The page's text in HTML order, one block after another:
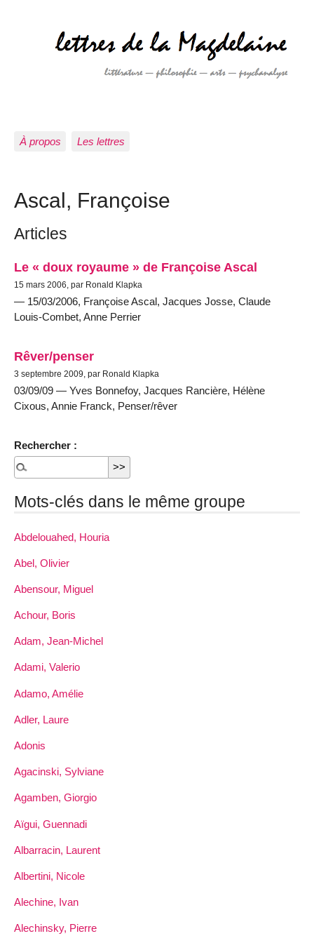
À propos Les lettres
Ascal, Françoise
Articles
Le « doux royaume » de Françoise Ascal
15 mars 2006, par Ronald Klapka
— 15/03/2006, Françoise Ascal, Jacques Josse, Claude
Louis-Combet, Anne Perrier
Rêver/penser
3 septembre 2009, par Ronald Klapka
03/09/09 — Yves Bonnefoy, Jacques Rancière, Hélène
Cixous, Annie Franck, Penser/rêver
Rechercher :
Mots-clés dans le même groupe
Abdelouahed, Houria
Abel, Olivier
Abensour, Miguel
Achour, Boris
Adam, Jean-Michel
Adami, Valerio
Adamo, Amélie
Adler, Laure
Adonis
Agacinski, Sylviane
Agamben, Giorgio
Aïgui, Guennadi
Albarracin, Laurent
Albertini, Nicole
Alechine, Ivan
Alechinsky, Pierre